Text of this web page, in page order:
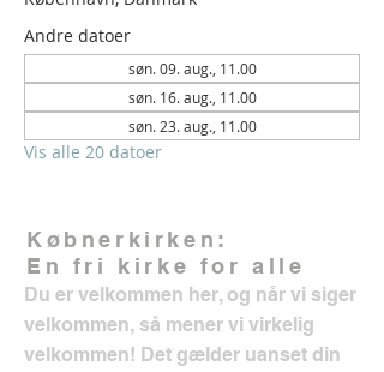
Andre datoer
søn. 09. aug., 11.00
søn. 16. aug., 11.00
søn. 23. aug., 11.00
Vis alle 20 datoer
Købnerkirken:
En fri kirke for alle
Du er velkommen her, og når vi siger
velkommen, så mener vi virkelig
velkommen! Det gælder uanset din